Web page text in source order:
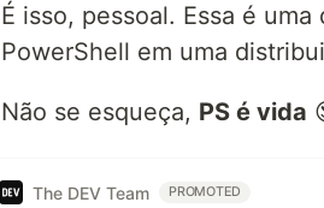
É isso, pessoal. Essa é
PowerShell em uma
Não se esqueça, PS é vida
The DEV Team PROMOTED